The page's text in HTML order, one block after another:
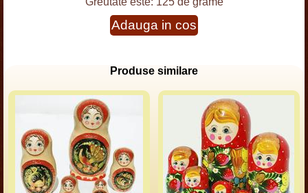
Adauga in cos
Produse similare